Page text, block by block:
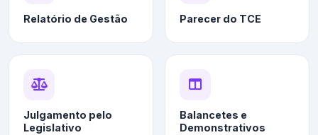
Relatório de Gestão Parecer do TCE
Julgamento pelo
Legislativo
Balancetes e
Demonstrativos